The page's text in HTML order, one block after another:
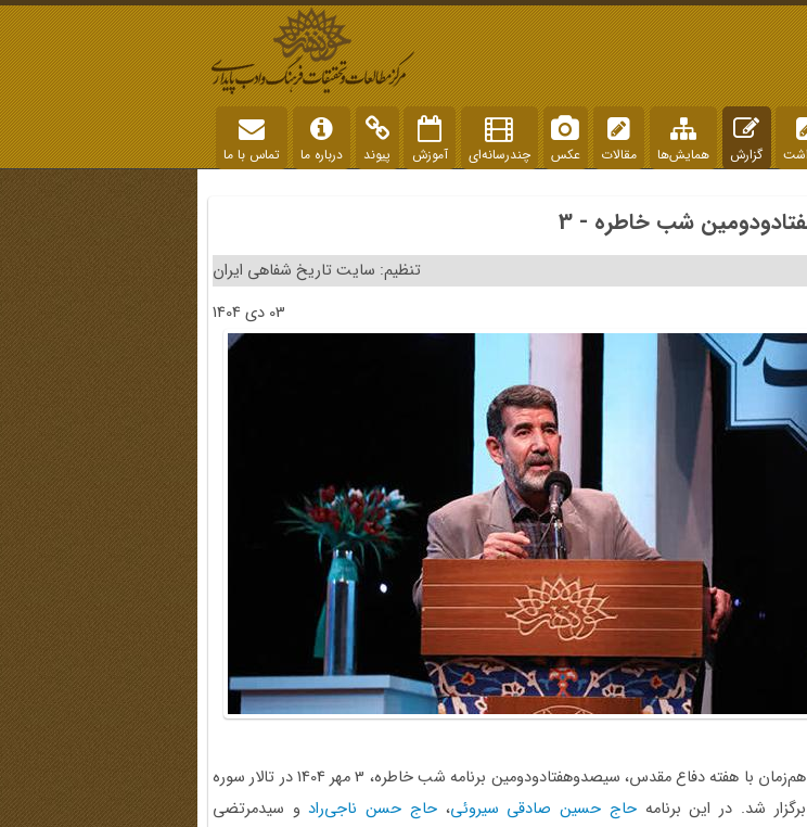
گزارش همایش‌ها مقالات عکس چندرسانه‌ای آموزش پیوند درباره ما تماس با ما
شب خاطره - 3
تنظیم: سایت تاریخ شفاهی ایران
03 دی 1404
در آغاز مهر و هم‌زمان با هفته دفاع مقدس، سیصدوهفتادودومین برنامه شب خاطره، 3 مهر 1404 در تالار سوره
شد. در این برنامهحاج حسین صادقی سیروئی،حاج حسن ناجی‌راد و سیدمرتضی